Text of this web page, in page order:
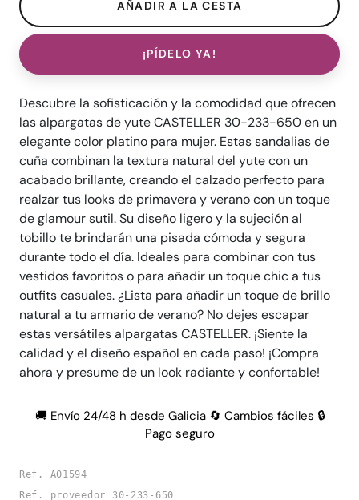
¡PÍDELO YA!
Descubre la sofisticación y la comodidad que ofrecen
las alpargatas de yute CASTELLER 30-233-650 en un
elegante color platino para mujer. Estas sandalias de
cuña combinan la textura natural del yute con un
acabado brillante, creando el calzado perfecto para
realzar tus looks de primavera y verano con un toque
de glamour sutil. Su diseño ligero y la sujeción al
tobillo te brindarán una pisada cómoda y segura
durante todo el día. Ideales para combinar con tus
vestidos favoritos o para añadir un toque chic a tus
outfits casuales. ¿Lista para añadir un toque de brillo
natural a tu armario de verano? No dejes escapar
estas versátiles alpargatas CASTELLER. ¡Siente la
calidad y el diseño español en cada paso! ¡Compra
ahora y presume de un look radiante y confortable!
🚚 Envío 24/48 h desde Galicia 🔄 Cambios fáciles 🔒
Pago seguro
Ref. A01594
Ref. proveedor 30-233-650